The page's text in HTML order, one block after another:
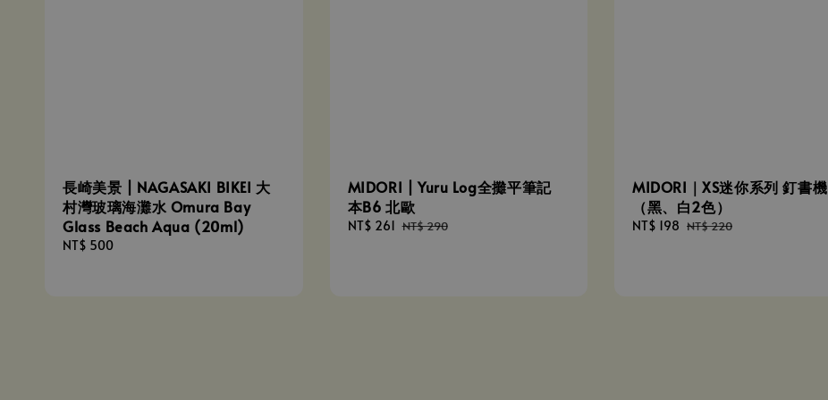
長崎美景 | NAGASAKI BIKEI 大
村灣玻璃海灘水 Omura Bay
Glass Beach Aqua (20ml)
Regular
NT$ 500
MIDORI | Yuru Log全攤平筆記
本B6 北歐
Sale
NT$ 261 Regular
NT$ 290
MIDORI｜XS迷你系列 釘書機
（黑、白2色）
Sale
NT$ 198 Regular
NT$ 220